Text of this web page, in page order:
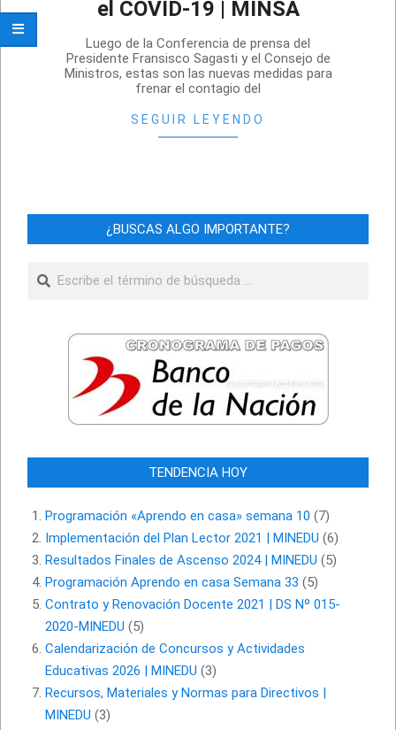
el COVID-19 | MINSA
01-
13
Luego de la Conferencia de prensa del
Presidente Fransisco Sagasti y el Consejo de
Ministros, estas son las nuevas medidas para
frenar el contagio del
SEGUIR LEYENDO
¿BUSCAS ALGO IMPORTANTE?
Buscar
TENDENCIA HOY
Programación «Aprendo en casa» semana 10 (7)
Implementación del Plan Lector 2021 | MINEDU (6)
Resultados Finales de Ascenso 2024 | MINEDU (5)
Programación Aprendo en casa Semana 33 (5)
Contrato y Renovación Docente 2021 | DS Nº 015-
2020-MINEDU (5)
Calendarización de Concursos y Actividades
Educativas 2026 | MINEDU (3)
Recursos, Materiales y Normas para Directivos |
MINEDU (3)